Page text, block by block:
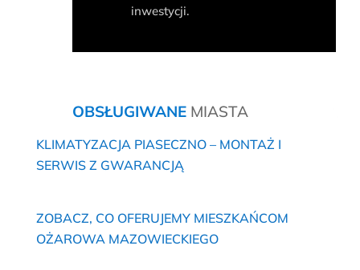
inwestycji.
OBSŁUGIWANEMIASTA
KLIMATYZACJA PIASECZNO – MONTAŻ I
SERWIS Z GWARANCJĄ
ZOBACZ, CO OFERUJEMY MIESZKAŃCOM
OŻAROWA MAZOWIECKIEGO